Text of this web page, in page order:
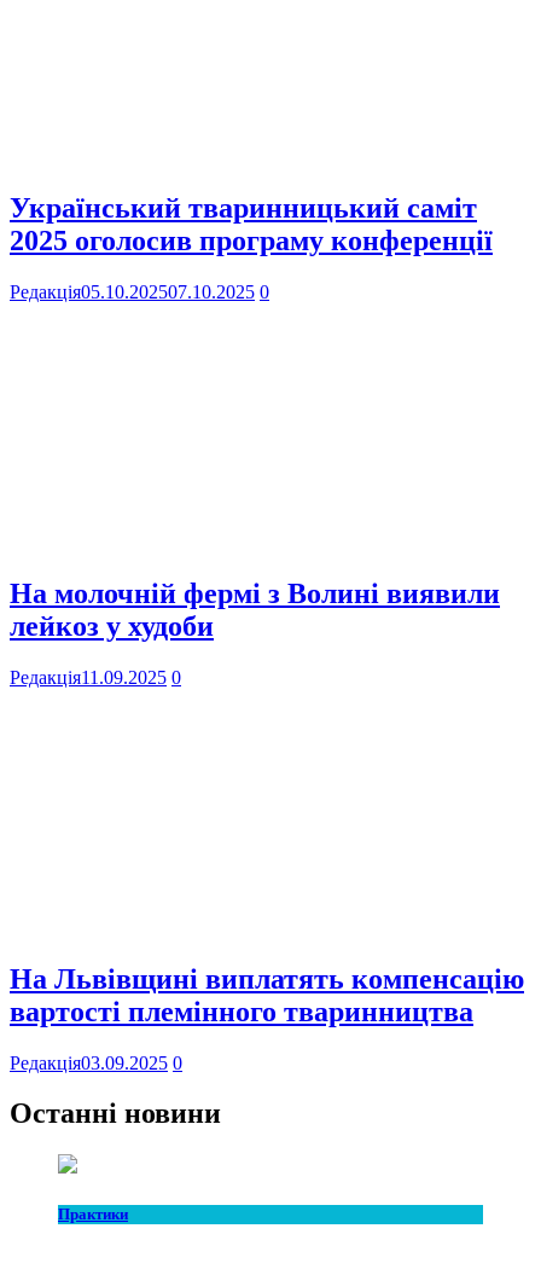
Український тваринницький саміт
2025 оголосив програму конференції
Редакція05.10.202507.10.2025 0
На молочній фермі з Волині виявили
лейкоз у худоби
Редакція11.09.2025 0
На Львівщині виплатять компенсацію
вартості племінного тваринництва
Редакція03.09.2025 0
Останні новини
Практики